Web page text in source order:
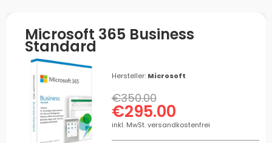
Microsoft 365 Business
Standard
Hersteller: Microsoft
€295.00
€350.00
inkl. MwSt. versandkostenfrei